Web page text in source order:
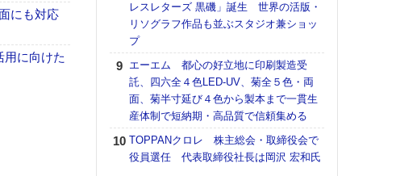
にも対応
に向けた
レスレターズ 黒磯」誕生 世界の活版・
リソグラフ作品も並ぶスタジオ兼ショッ
プ
エーエム 都心の好立地に印刷製造受
託、四六全４色LED-UV、菊全５色・両
面、菊半寸延び４色から製本まで一貫生
産体制で短納期・高品質で信頼集める
TOPPANクロレ 株主総会・取締役会で
役員選任 代表取締役社長は岡沢 宏和氏